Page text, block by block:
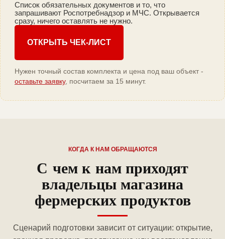
Список обязательных документов и то, что
запрашивают Роспотребнадзор и МЧС. Открывается
сразу, ничего оставлять не нужно.
ОТКРЫТЬ ЧЕК-ЛИСТ
Нужен точный состав комплекта и цена под ваш объект -
оставьте заявку, посчитаем за 15 минут.
КОГДА К НАМ ОБРАЩАЮТСЯ
С чем к нам приходят
владельцы магазина
фермерских продуктов
Сценарий подготовки зависит от ситуации: открытие,